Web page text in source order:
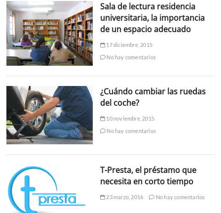
Sala de lectura residencia
universitaria, la importancia
de un espacio adecuado
17 diciembre, 2015
No hay comentarios
¿Cuándo cambiar las ruedas
del coche?
10 noviembre, 2015
No hay comentarios
T-Presta, el préstamo que
necesita en corto tiempo
23 marzo, 2016 No hay comentarios